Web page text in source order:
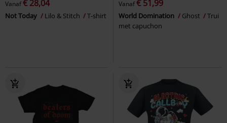
Vanaf€ 28,04
Not Today Lilo & Stitch T-shirt
Vanaf€ 51,99
World Domination Ghost
Trui
met capuchon